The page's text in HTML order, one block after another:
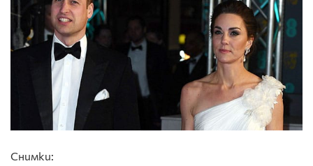
Снимки: